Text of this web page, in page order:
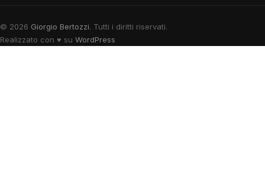
© 2026 Giorgio Bertozzi. Tutti i diritti riservati.
Realizzato con ♥ su WordPress